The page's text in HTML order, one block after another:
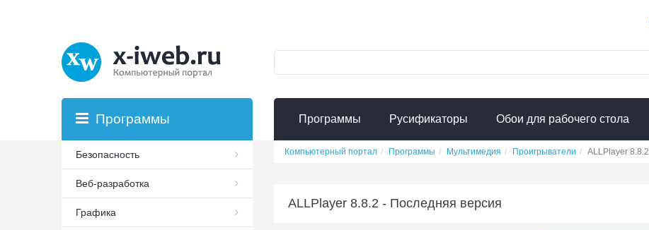
Программы Русификаторы Обои для рабочего стола
Компьютерный портал Программы Мультимедия Проигрыватели ALLPlayer 8.8.2
ALLPlayer 8.8.2 - Последняя версия
Программы
Безопасность
Веб-разработка
Графика